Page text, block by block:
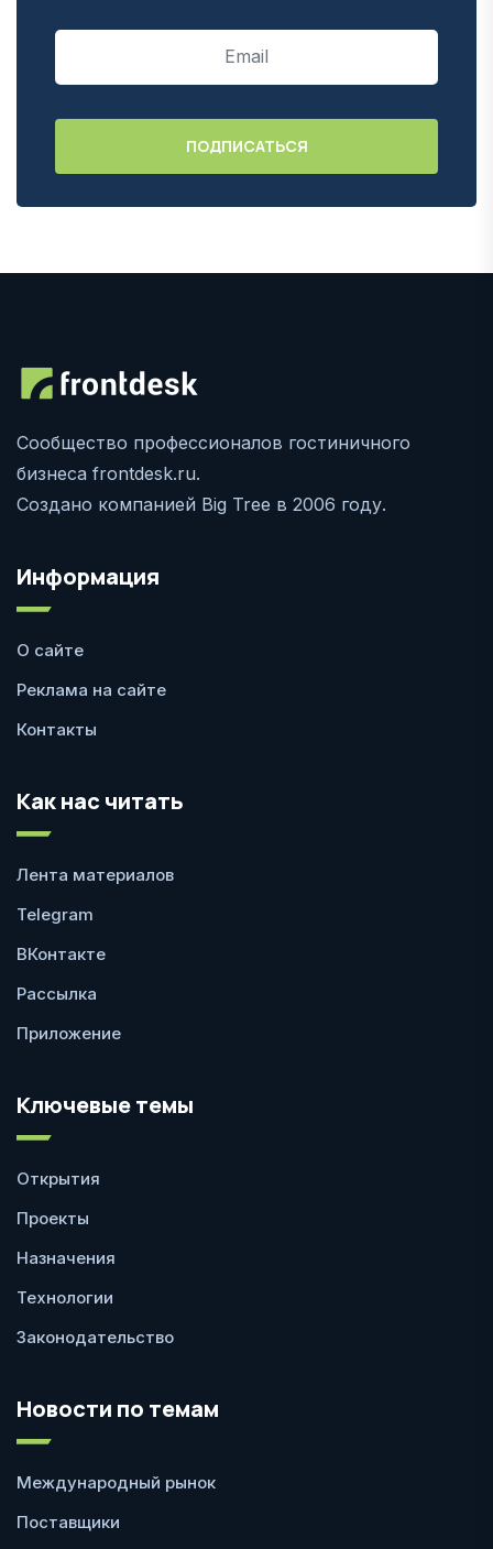
Сообщество профессионалов гостиничного
бизнеса frontdesk.ru.
Создано компанией Big Tree в 2006 году.
Информация
О сайте
Реклама на сайте
Контакты
Как нас читать
Лента материалов
Telegram
ВКонтакте
Рассылка
Приложение
Ключевые темы
Открытия
Проекты
Назначения
Технологии
Законодательство
Новости по темам
Международный рынок
Поставщики